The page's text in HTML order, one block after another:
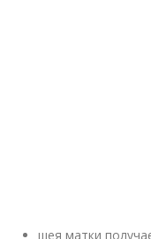
шея матки